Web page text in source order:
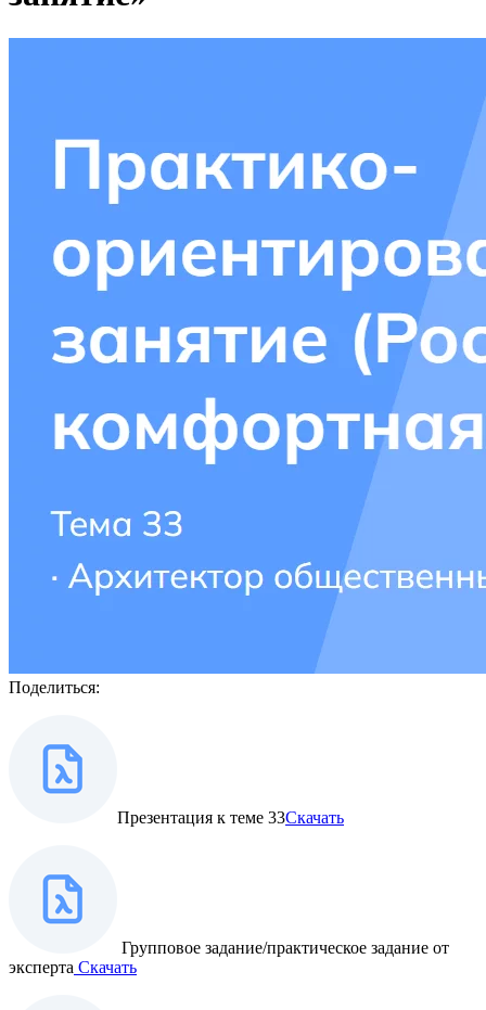
Поделиться:
Презентация к теме 33Скачать
Групповое задание/практическое задание от
эксперта Скачать